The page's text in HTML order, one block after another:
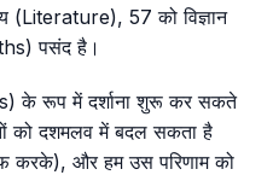
(Literature), 57 को विज्ञान
पसंद है।
के रूप में दर्शाना शुरू कर सकते
को दशमलव में बदल सकता है
करके), और हम उस परिणाम को